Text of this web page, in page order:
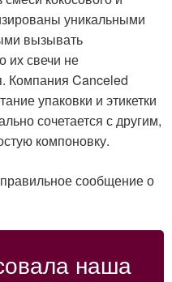
уникальными
вызывать
их свечи не
Компания Canceled
упаковки и этикетки
сочетается с другим,
компоновку.
сообщение о
наша